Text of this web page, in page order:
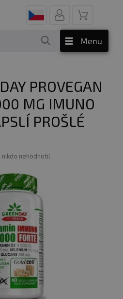
Menu
PROVEGAN
MG IMUNO
PROŠLÉ
nikdo nehodnotil